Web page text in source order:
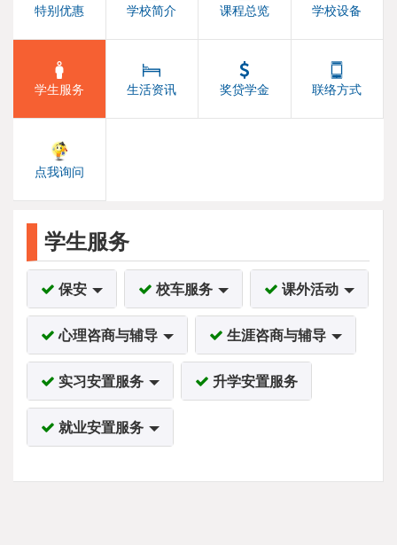
特别优惠 学校简介 课程总览 学校设备
学生服务 生活资讯 奖贷学金 联络方式
点我询问
学生服务
保安 校车服务 课外活动
心理咨商与辅导 生涯咨商与辅导
实习安置服务 升学安置服务
就业安置服务